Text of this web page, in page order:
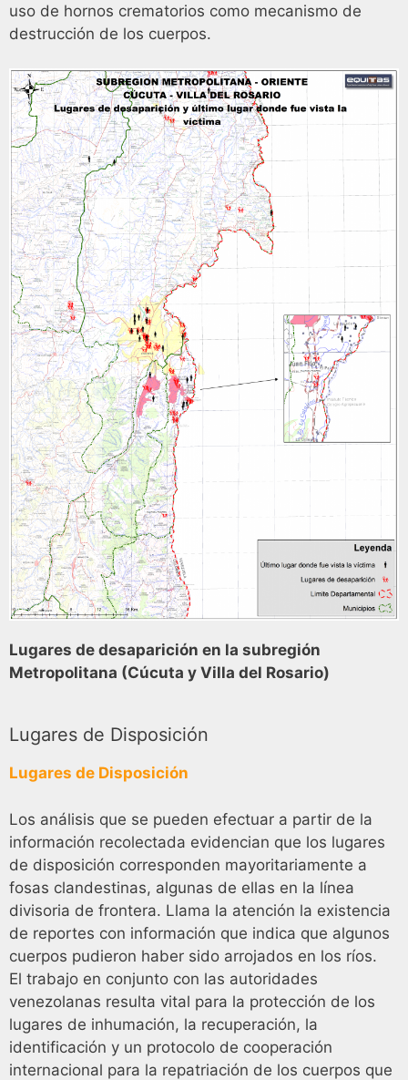
uso de hornos crematorios como mecanismo de
destrucción de los cuerpos.
Lugares de desaparición en la subregión
Metropolitana (Cúcuta y Villa del Rosario)
Lugares de Disposición
Lugares de Disposición
Los análisis que se pueden efectuar a partir de la
información recolectada evidencian que los lugares
de disposición corresponden mayoritariamente a
fosas clandestinas, algunas de ellas en la línea
divisoria de frontera. Llama la atención la existencia
de reportes con información que indica que algunos
cuerpos pudieron haber sido arrojados en los ríos.
El trabajo en conjunto con las autoridades
venezolanas resulta vital para la protección de los
lugares de inhumación, la recuperación, la
identificación y un protocolo de cooperación
internacional para la repatriación de los cuerpos que